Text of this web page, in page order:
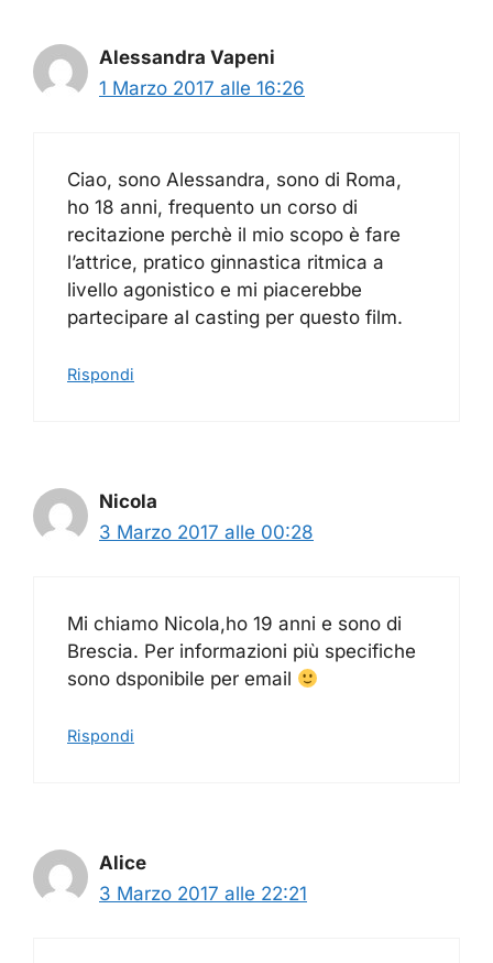
Alessandra Vapeni
1 Marzo 2017 alle 16:26
Ciao, sono Alessandra, sono di Roma,
ho 18 anni, frequento un corso di
recitazione perchè il mio scopo è fare
l’attrice, pratico ginnastica ritmica a
livello agonistico e mi piacerebbe
partecipare al casting per questo film.
Rispondi
Nicola
3 Marzo 2017 alle 00:28
Mi chiamo Nicola,ho 19 anni e sono di
Brescia. Per informazioni più specifiche
sono dsponibile per email
Rispondi
Alice
3 Marzo 2017 alle 22:21